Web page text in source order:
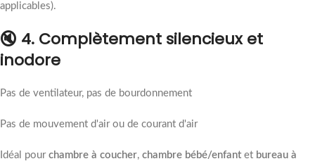
applicables).
🔇 4. Complètement silencieux et
inodore
Pas de ventilateur, pas de bourdonnement
Pas de mouvement d'air ou de courant d'air
Idéal pour chambre à coucher, chambre bébé/enfantet bureau à